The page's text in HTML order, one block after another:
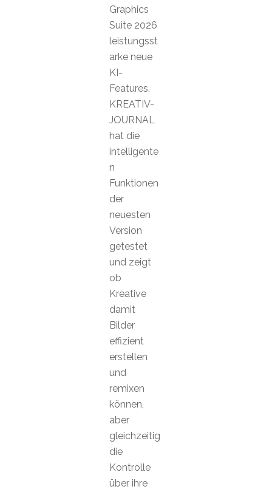
Graphics
Suite 2026
leistungsst
arke neue
KI-
Features.
KREATIV-
JOURNAL
hat die
intelligente
n
Funktionen
der
neuesten
Version
getestet
und zeigt
ob
Kreative
damit
Bilder
effizient
erstellen
und
remixen
können,
aber
gleichzeitig
die
Kontrolle
über ihre